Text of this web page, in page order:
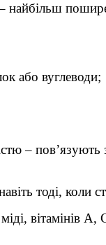
або вуглеводи;
–
тоді, коли
вітамінів